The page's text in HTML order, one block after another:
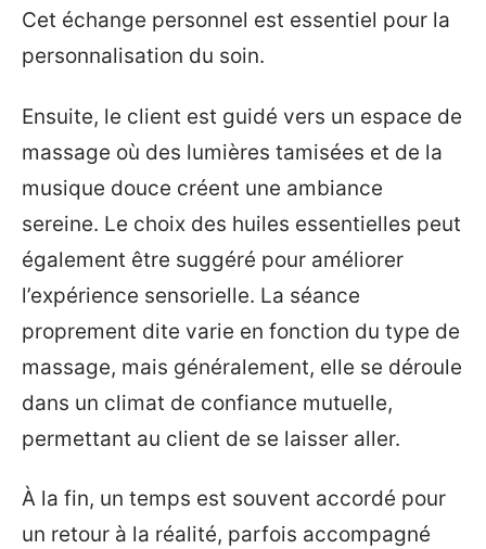
Cet échange personnel est essentiel pour la
personnalisation du soin.
Ensuite, le client est guidé vers un espace de
massage où des lumières tamisées et de la
musique douce créent une ambiance
sereine. Le choix des huiles essentielles peut
également être suggéré pour améliorer
l’expérience sensorielle. La séance
proprement dite varie en fonction du type de
massage, mais généralement, elle se déroule
dans un climat de confiance mutuelle,
permettant au client de se laisser aller.
À la fin, un temps est souvent accordé pour
un retour à la réalité, parfois accompagné